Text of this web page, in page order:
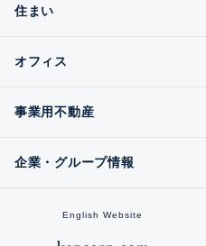
住まい
オフィス
事業用不動産
企業・グループ情報
English Website